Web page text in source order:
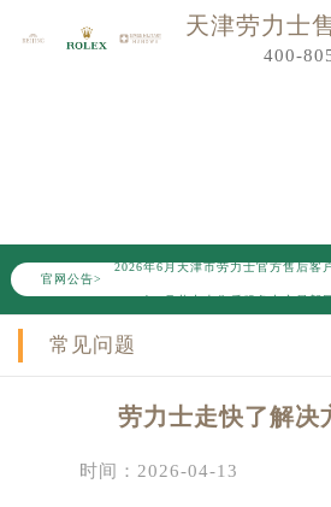
天津劳力士
400-
官网公告>
2026年6月天津市劳力士官方售后客
2026年6月劳力士售后服务中心最新
节假日正常营业！
常见问题
劳力士走快了解决
时间：2026-04-13